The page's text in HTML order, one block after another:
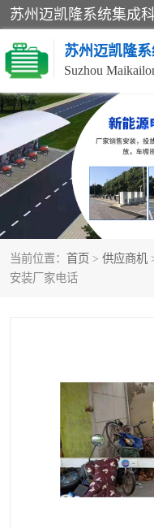
苏州迈凯隆
当前位置： 首页 > 供应商机
安装厂家电话
非机动车充电桩
电动自行车充电桩
充电桩